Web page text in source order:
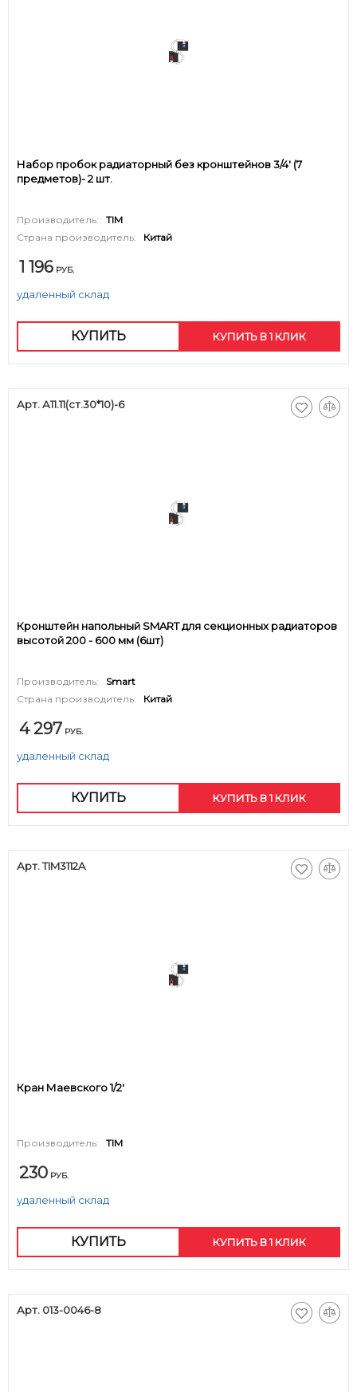
Набор пробок радиаторный без кронштейнов 3/4' (7
предметов)- 2 шт.
Производитель:
TIM
Страна производитель:
Китай
1 196 РУБ.
удаленный склад
КУПИТЬ КУПИТЬ В 1 КЛИК
Арт. А11.11(ст.30*10)-6
Кронштейн напольный SMART для секционных радиаторов
высотой 200 - 600 мм (6шт)
Производитель:
Smart
Страна производитель:
Китай
4 297 РУБ.
удаленный склад
КУПИТЬ КУПИТЬ В 1 КЛИК
Арт. TIM3112A
Кран Маевского 1/2'
Производитель: TIM
230 РУБ.
удаленный склад
КУПИТЬ КУПИТЬ В 1 КЛИК
Арт. 013-0046-8